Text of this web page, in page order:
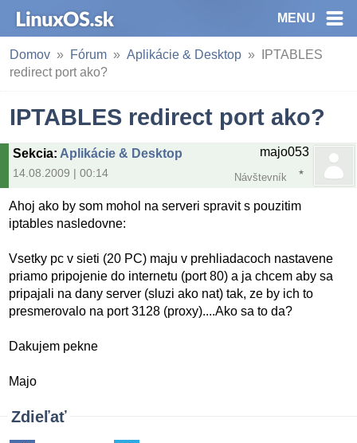
MENU
Domov Fórum Aplikácie & Desktop
IPTABLES
redirect port ako?
IPTABLES redirect port ako?
Sekcia: Aplikácie & Desktop
14.08.2009 | 00:14
majo053
Návštevník
Ahoj ako by som mohol na serveri spravit s pouzitim
iptables nasledovne:
Vsetky pc v sieti (20 PC) maju v prehliadacoch nastavene
priamo pripojenie do internetu (port 80) a ja chcem aby sa
pripajali na dany server (sluzi ako nat) tak, ze by ich to
presmerovalo na port 3128 (proxy)....Ako sa to da?
Dakujem pekne
Majo
Zdieľať